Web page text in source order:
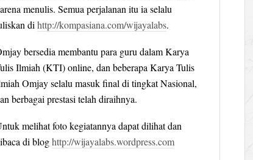
menulis. Semua perjalanan itu ia selalu
di http://kompasiana.com/wijayalabs.
bersedia membantu para guru dalam Karya
Ilmiah (KTI) online, dan beberapa Karya Tulis
Omjay selalu masuk final di tingkat Nasional,
berbagai prestasi telah diraihnya.
melihat foto kegiatannya dapat dilihat dan
di bloghttp://wijayalabs.wordpress.com